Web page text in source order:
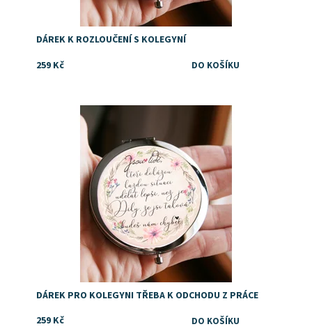
DÁREK K ROZLOUČENÍ S KOLEGYNÍ
259 Kč
Dostupnost: Skladem
DÁREK PRO KOLEGYNI TŘEBA K ODCHODU Z PRÁCE
259 Kč